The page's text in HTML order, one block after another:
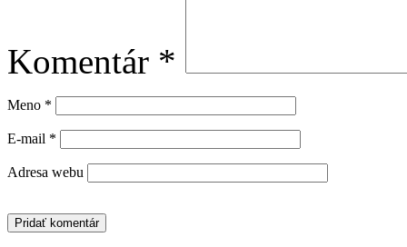
Komentár *
Meno *
E-mail *
Adresa webu